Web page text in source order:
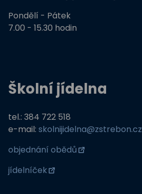
Pondělí - Pátek
7.00 - 15.30 hodin
Školní jídelna
tel.: 384 722 518
e-mail: skolnijidelna@zstrebon.cz
objednání obědů
jídelníček